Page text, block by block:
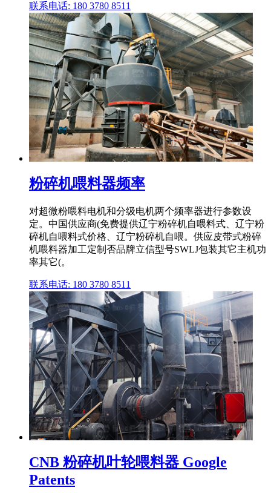
联系电话: 180 3780 8511
粉碎机喂料器频率
对超微粉喂料电机和分级电机两个频率器进行参数设
定。中国供应商(免费提供辽宁粉碎机自喂料式、辽宁粉
碎机自喂料式价格、辽宁粉碎机自喂。供应皮带式粉碎
机喂料器加工定制否品牌立信型号SWLJ包装其它主机功
率其它(。
联系电话: 180 3780 8511
CNB 粉碎机叶轮喂料器 Google
Patents